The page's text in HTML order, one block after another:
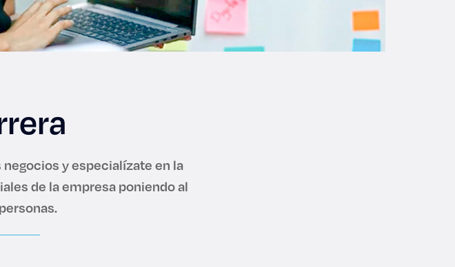
y especialízate en la
de la empresa poniendo al